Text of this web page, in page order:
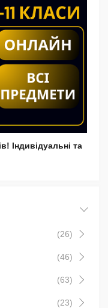
(26)
(46)
(63)
(23)
Індивідуальні та